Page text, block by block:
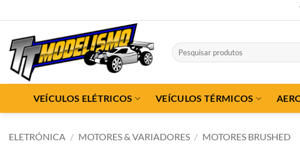
to
content
Pesquisar
por:
VEÍCULOS ELÉTRICOS VEÍCULOS TÉRMICOS
ELETRÓNICA / MOTORES & VARIADORES / MOTORES BRUSHED